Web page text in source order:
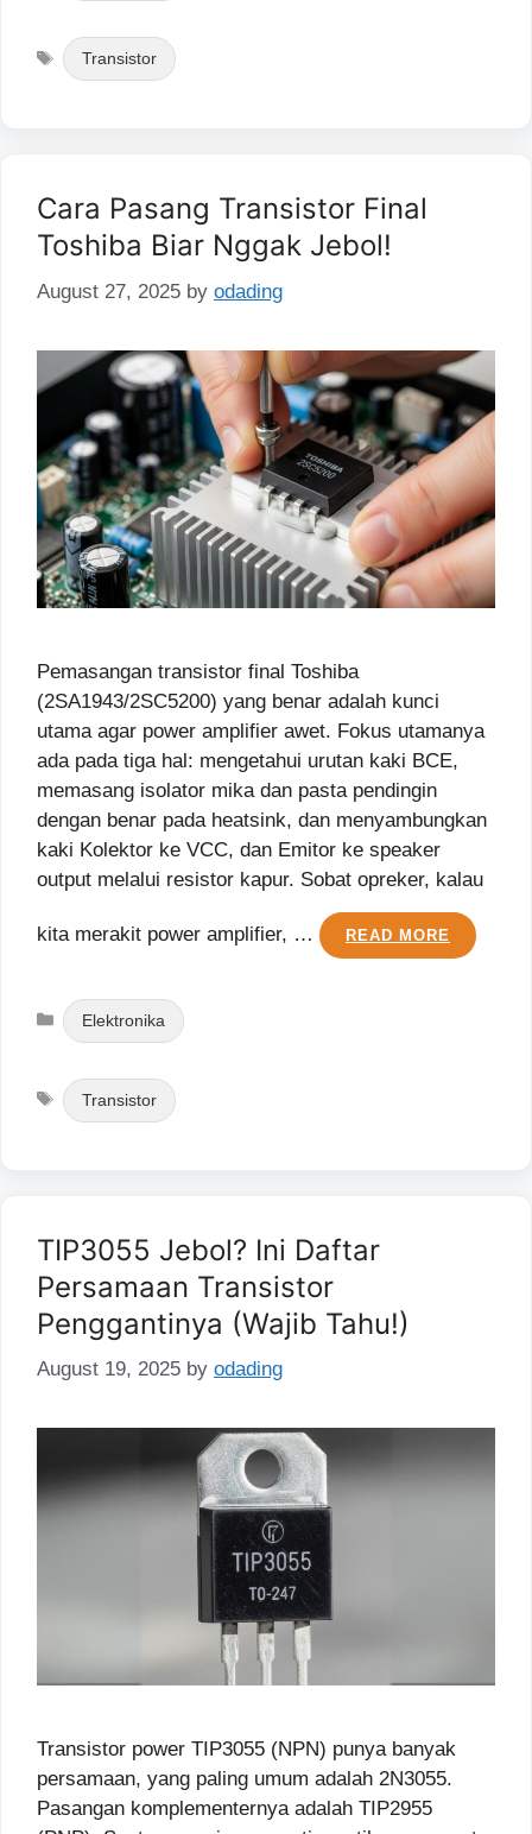
Tags
Transistor
Cara Pasang Transistor Final
Toshiba Biar Nggak Jebol!
August 27, 2025 by odading
Pemasangan transistor final Toshiba
(2SA1943/2SC5200) yang benar adalah kunci
utama agar power amplifier awet. Fokus utamanya
ada pada tiga hal: mengetahui urutan kaki BCE,
memasang isolator mika dan pasta pendingin
dengan benar pada heatsink, dan menyambungkan
kaki Kolektor ke VCC, dan Emitor ke speaker
output melalui resistor kapur. Sobat opreker, kalau
kita merakit power amplifier, … READ MORE
Categories
Elektronika
Tags
Transistor
TIP3055 Jebol? Ini Daftar
Persamaan Transistor
Penggantinya (Wajib Tahu!)
August 19, 2025 by odading
Transistor power TIP3055 (NPN) punya banyak
persamaan, yang paling umum adalah 2N3055.
Pasangan komplementernya adalah TIP2955